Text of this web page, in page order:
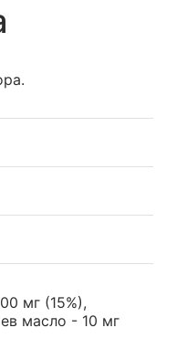
мг (15%),
масло - 10 мг